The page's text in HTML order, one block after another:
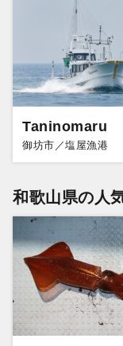
Taninomaru
御坊市／塩屋漁港
和歌山県の人